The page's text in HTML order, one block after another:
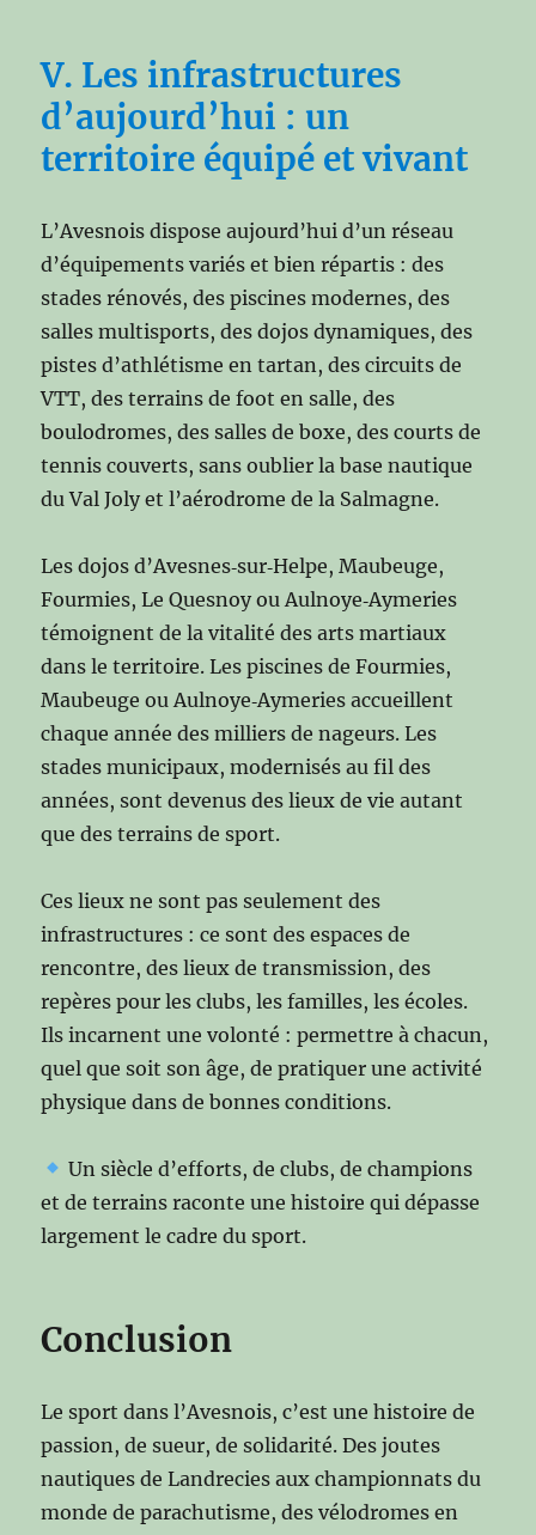
V. Les infrastructures
d’aujourd’hui : un
territoire équipé et vivant
L’Avesnois dispose aujourd’hui d’un réseau
d’équipements variés et bien répartis : des
stades rénovés, des piscines modernes, des
salles multisports, des dojos dynamiques, des
pistes d’athlétisme en tartan, des circuits de
VTT, des terrains de foot en salle, des
boulodromes, des salles de boxe, des courts de
tennis couverts, sans oublier la base nautique
du Val Joly et l’aérodrome de la Salmagne.
Les dojos d’Avesnes‑sur‑Helpe, Maubeuge,
Fourmies, Le Quesnoy ou Aulnoye‑Aymeries
témoignent de la vitalité des arts martiaux
dans le territoire. Les piscines de Fourmies,
Maubeuge ou Aulnoye‑Aymeries accueillent
chaque année des milliers de nageurs. Les
stades municipaux, modernisés au fil des
années, sont devenus des lieux de vie autant
que des terrains de sport.
Ces lieux ne sont pas seulement des
infrastructures : ce sont des espaces de
rencontre, des lieux de transmission, des
repères pour les clubs, les familles, les écoles.
Ils incarnent une volonté : permettre à chacun,
quel que soit son âge, de pratiquer une activité
physique dans de bonnes conditions.
Un siècle d’efforts, de clubs, de champions
et de terrains raconte une histoire qui dépasse
largement le cadre du sport.
Conclusion
Le sport dans l’Avesnois, c’est une histoire de
passion, de sueur, de solidarité. Des joutes
nautiques de Landrecies aux championnats du
monde de parachutisme, des vélodromes en